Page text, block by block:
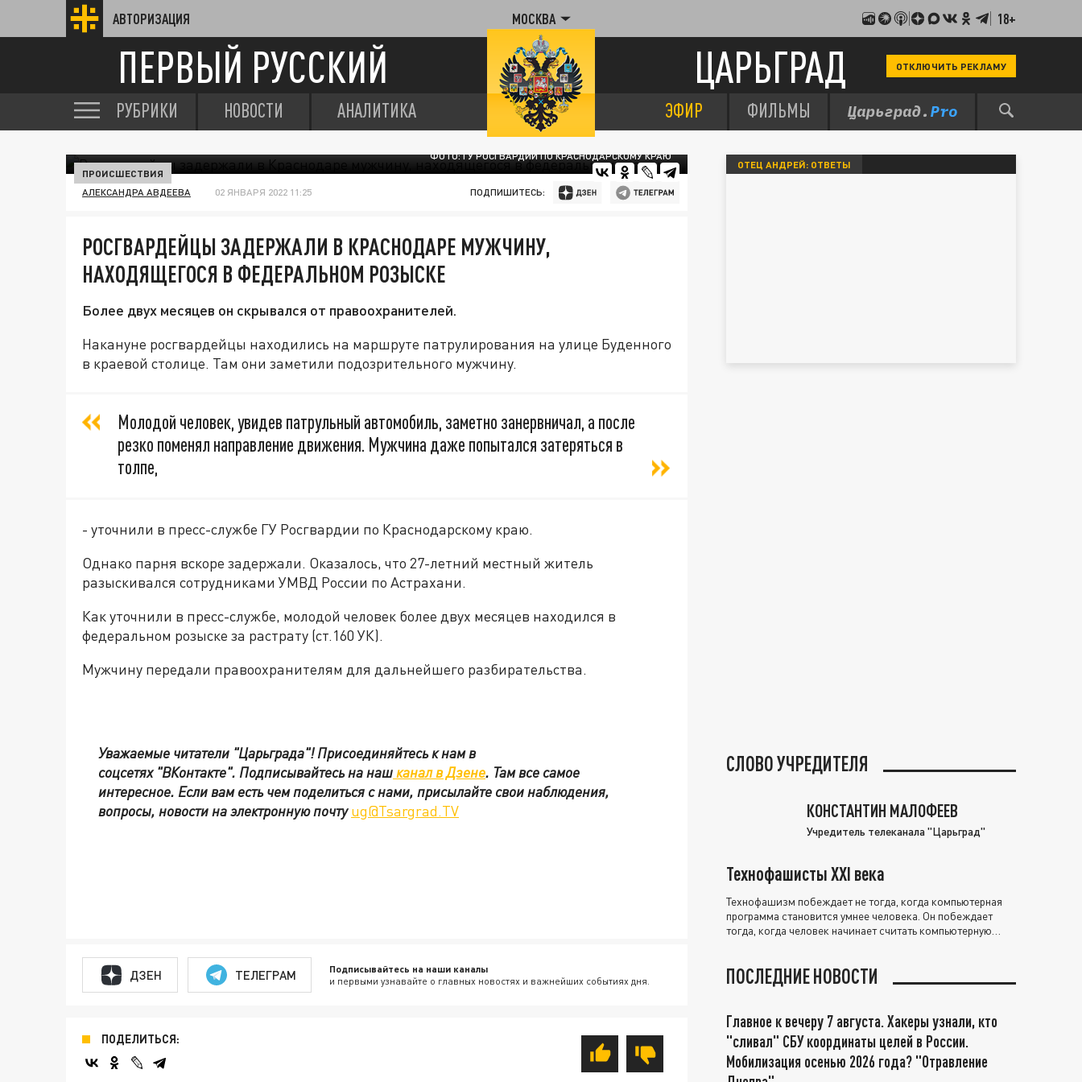
АВТОРИЗАЦИЯ МОСКВА 18+
ПЕРВЫЙ РУССКИЙ ЦАРЬГРАД ОТКЛЮЧИТЬ РЕКЛАМУ
РУБРИКИ НОВОСТИ АНАЛИТИКА ЭФИР ФИЛЬМЫ
ФОТО: ГУ РОСГВАРДИИ ПО КРАСНОДАРСКОМУ КРАЮ
ПРОИСШЕСТВИЯ
АЛЕКСАНДРА АВДЕЕВА 02 ЯНВАРЯ 2022 11:25 ПОДПИШИТЕСЬ:
РОСГВАРДЕЙЦЫ ЗАДЕРЖАЛИ В КРАСНОДАРЕ МУЖЧИНУ,
НАХОДЯЩЕГОСЯ В ФЕДЕРАЛЬНОМ РОЗЫСКЕ
Более двух месяцев он скрывался от правоохранителей.
Накануне росгвардейцы находились на маршруте патрулирования на улице Буденного
в краевой столице. Там они заметили подозрительного мужчину.
Молодой человек, увидев патрульный автомобиль, заметно занервничал, а после
резко поменял направление движения. Мужчина даже попытался затеряться в
толпе,
- уточнили в пресс-службе ГУ Росгвардии по Краснодарскому краю.
Однако парня вскоре задержали. Оказалось, что 27-летний местный житель
разыскивался сотрудниками УМВД России по Астрахани.
Как уточнили в пресс-службе, молодой человек более двух месяцев находился в
федеральном розыске за растрату (ст.160 УК).
Мужчину передали правоохранителям для дальнейшего разбирательства.
Уважаемые читатели "Царьграда"!Присоединяйтесь к нам в
соцсетях"ВКонтакте". Подписывайтесь на нашканал в Дзене. Там все самое
интересное. Если вам есть чем поделиться с нами, присылайте свои наблюдения,
вопросы, новости на электронную почтуug@Tsargrad.TV
ДЗЕН ТЕЛЕГРАМ Подписывайтесь на наши каналы
и первыми узнавайте о главных новостях и важнейших событиях дня.
ПОДЕЛИТЬСЯ:
ОТЕЦ АНДРЕЙ: ОТВЕТЫ
СЛОВО УЧРЕДИТЕЛЯ
КОНСТАНТИН МАЛОФЕЕВ
Учредитель телеканала "Царьград"
Технофашисты XXI века
Технофашизм побеждает не тогда, когда компьютерная
программа становится умнее человека. Он побеждает
тогда, когда человек начинает считать компьютерную
ПОСЛЕДНИЕ НОВОСТИ
Главное к вечеру 7 августа. Хакеры узнали, кто
"сливал" СБУ координаты целей в России.
Мобилизация осенью 2026 года? "Отравление